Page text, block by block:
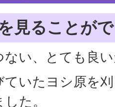
見ることが
ない、とても良
ていたヨシ原を
た。